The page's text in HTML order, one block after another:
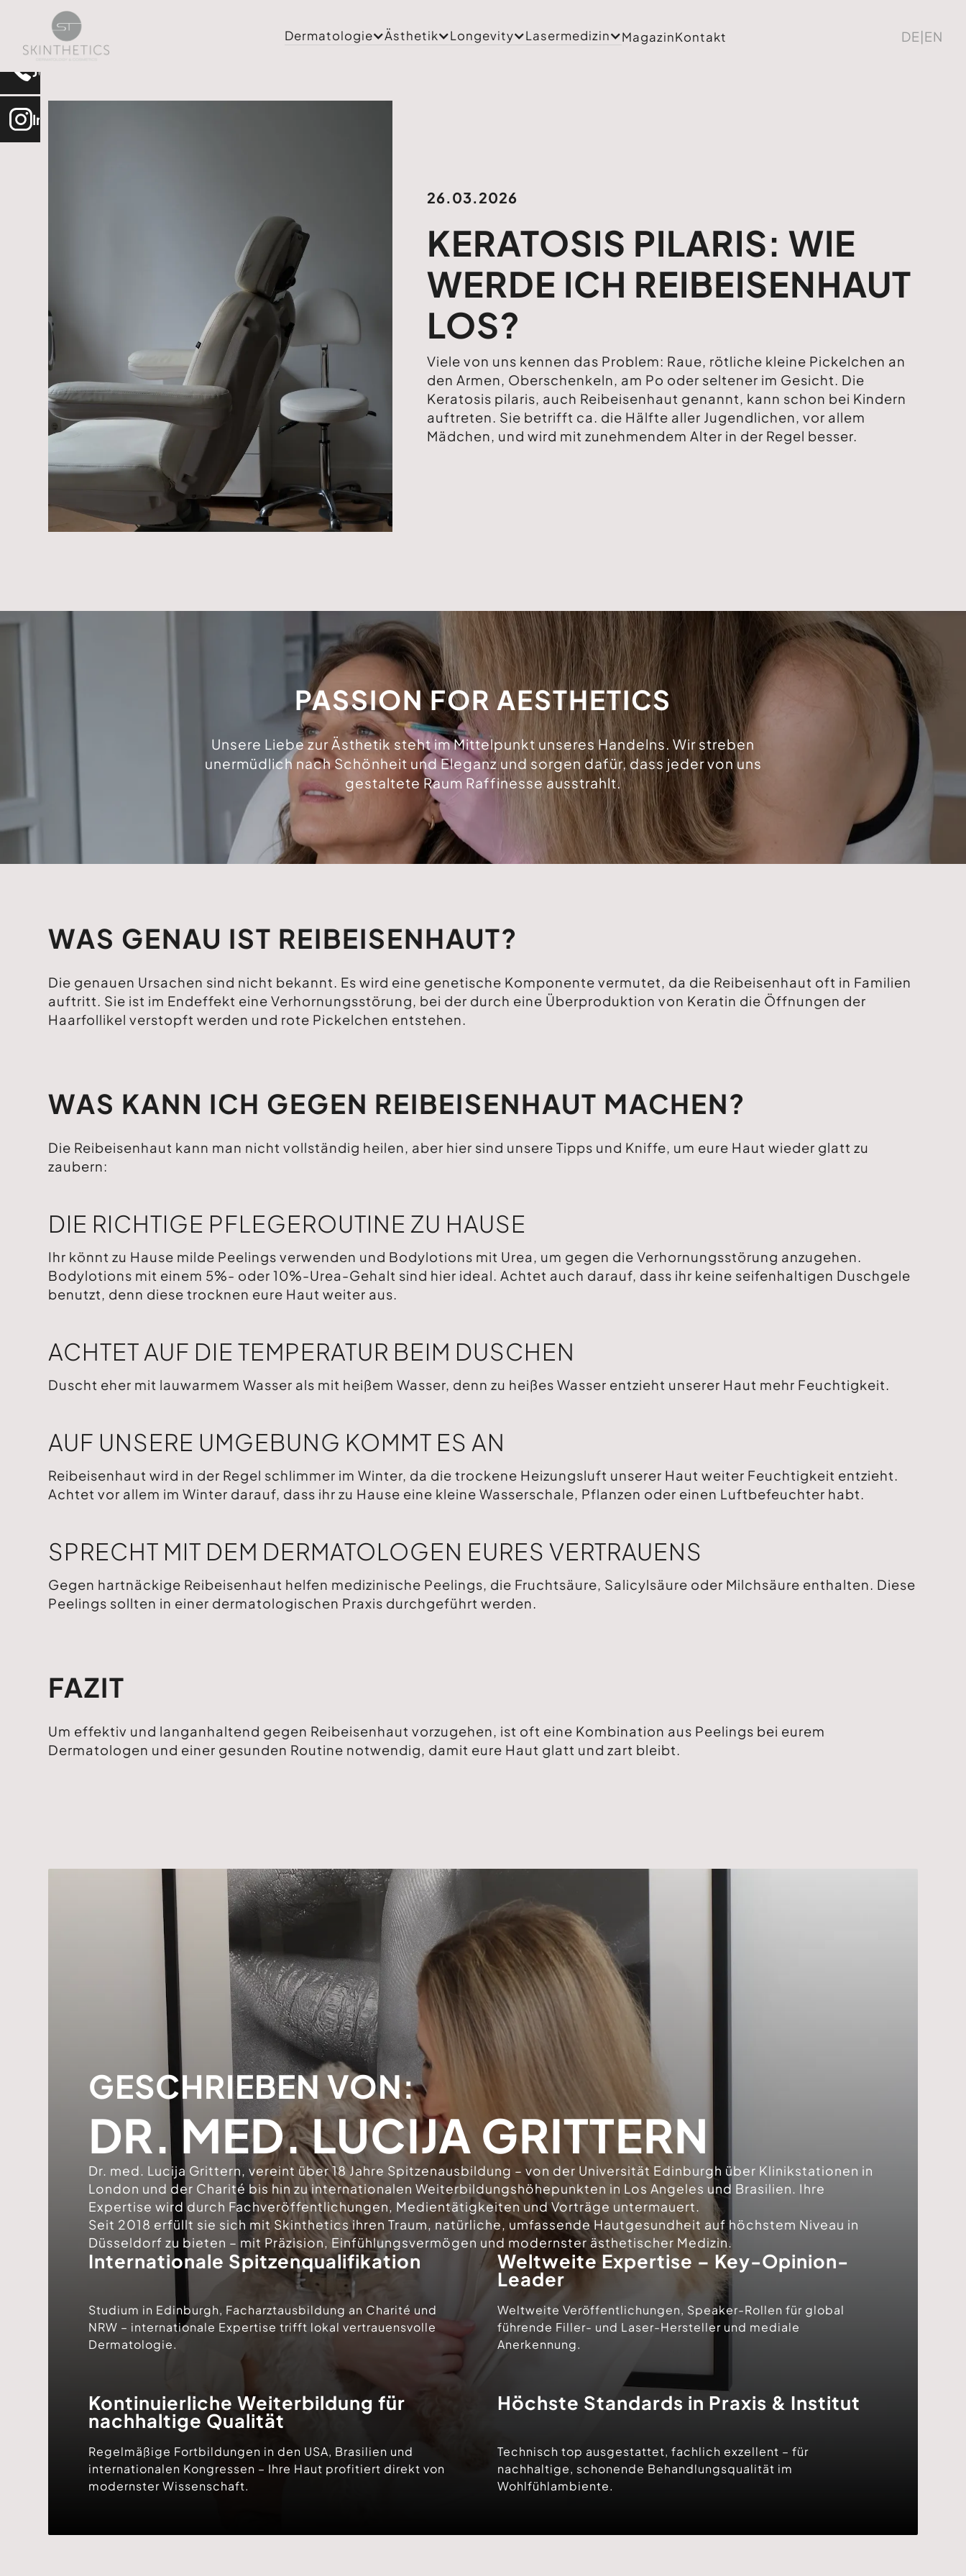
Termin buchen
Jetzt anrufen
Instagram
Dermatologie Ästhetik Longevity Lasermedizin MagazinKontakt DE|EN
26.03.2026
KERATOSIS PILARIS: WIE
WERDE ICH REIBEISENHAUT
LOS?
Viele von uns kennen das Problem: Raue, rötliche kleine Pickelchen an
den Armen, Oberschenkeln, am Po oder seltener im Gesicht. Die
Keratosis pilaris, auch Reibeisenhaut genannt, kann schon bei Kindern
auftreten. Sie betrifft ca. die Hälfte aller Jugendlichen, vor allem
Mädchen, und wird mit zunehmendem Alter in der Regel besser.
PASSION FOR AESTHETICS
Unsere Liebe zur Ästhetik steht im Mittelpunkt unseres Handelns. Wir streben
unermüdlich nach Schönheit und Eleganz und sorgen dafür, dass jeder von uns
gestaltete Raum Raffinesse ausstrahlt.
WAS GENAU IST REIBEISENHAUT?
Die genauen Ursachen sind nicht bekannt. Es wird eine genetische Komponente vermutet, da die Reibeisenhaut oft in Familien
auftritt. Sie ist im Endeffekt eine Verhornungsstörung, bei der durch eine Überproduktion von Keratin die Öffnungen der
Haarfollikel verstopft werden und rote Pickelchen entstehen.
WAS KANN ICH GEGEN REIBEISENHAUT MACHEN?
Die Reibeisenhaut kann man nicht vollständig heilen, aber hier sind unsere Tipps und Kniffe, um eure Haut wieder glatt zu
zaubern:
DIE RICHTIGE PFLEGEROUTINE ZU HAUSE
Ihr könnt zu Hause milde Peelings verwenden und Bodylotions mit Urea, um gegen die Verhornungsstörung anzugehen.
Bodylotions mit einem 5%- oder 10%-Urea-Gehalt sind hier ideal. Achtet auch darauf, dass ihr keine seifenhaltigen Duschgele
benutzt, denn diese trocknen eure Haut weiter aus.
ACHTET AUF DIE TEMPERATUR BEIM DUSCHEN
Duscht eher mit lauwarmem Wasser als mit heißem Wasser, denn zu heißes Wasser entzieht unserer Haut mehr Feuchtigkeit.
AUF UNSERE UMGEBUNG KOMMT ES AN
Reibeisenhaut wird in der Regel schlimmer im Winter, da die trockene Heizungsluft unserer Haut weiter Feuchtigkeit entzieht.
Achtet vor allem im Winter darauf, dass ihr zu Hause eine kleine Wasserschale, Pflanzen oder einen Luftbefeuchter habt.
SPRECHT MIT DEM DERMATOLOGEN EURES VERTRAUENS
Gegen hartnäckige Reibeisenhaut helfen medizinische Peelings, die Fruchtsäure, Salicylsäure oder Milchsäure enthalten. Diese
Peelings sollten in einer dermatologischen Praxis durchgeführt werden.
FAZIT
Um effektiv und langanhaltend gegen Reibeisenhaut vorzugehen, ist oft eine Kombination aus Peelings bei eurem
Dermatologen und einer gesunden Routine notwendig, damit eure Haut glatt und zart bleibt.
GESCHRIEBEN VON:
DR. MED. LUCIJA GRITTERN
Dr. med. Lucija Grittern, vereint über 18 Jahre Spitzenausbildung – von der Universität Edinburgh über Klinikstationen in
London und der Charité bis hin zu internationalen Weiterbildungshöhepunkten in Los Angeles und Brasilien. Ihre
Expertise wird durch Fachveröffentlichungen, Medientätigkeiten und Vorträge untermauert.
Seit 2018 erfüllt sie sich mit Skinthetics ihren Traum, natürliche, umfassende Hautgesundheit auf höchstem Niveau in
Düsseldorf zu bieten – mit Präzision, Einfühlungsvermögen und modernster ästhetischer Medizin.
Internationale Spitzenqualifikation
Studium in Edinburgh, Facharztausbildung an Charité und
NRW – internationale Expertise trifft lokal vertrauensvolle
Dermatologie.
Weltweite Expertise – Key-Opinion-
Leader
Weltweite Veröffentlichungen, Speaker-Rollen für global
führende Filler- und Laser-Hersteller und mediale
Anerkennung.
Kontinuierliche Weiterbildung für
nachhaltige Qualität
Regelmäßige Fortbildungen in den USA, Brasilien und
internationalen Kongressen – Ihre Haut profitiert direkt von
modernster Wissenschaft.
Höchste Standards in Praxis & Institut
Technisch top ausgestattet, fachlich exzellent – für
nachhaltige, schonende Behandlungsqualität im
Wohlfühlambiente.